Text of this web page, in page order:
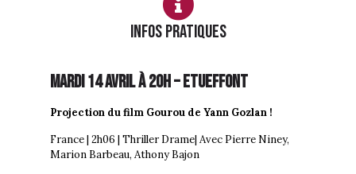
Infos PRATIQUES
Mardi 14 avril à 20h – Etueffont
Projection du film Gourou de Yann Gozlan !
France | 2h06 | Thriller Drame| Avec Pierre Niney,
Marion Barbeau, Athony Bajon